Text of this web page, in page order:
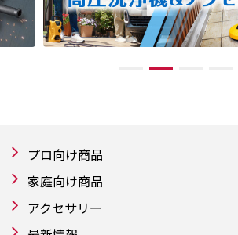
プロ向け商品
家庭向け商品
アクセサリー